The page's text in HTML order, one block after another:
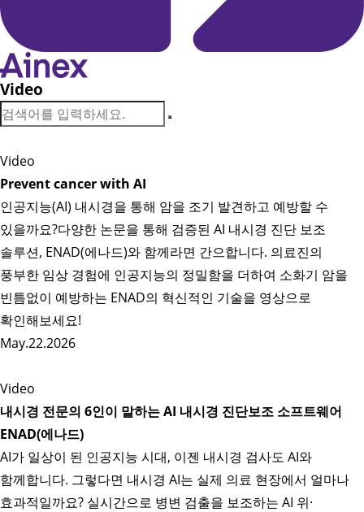
Video
Video
Prevent cancer with AI
인공지능(AI) 내시경을 통해 암을 조기 발견하고 예방할 수
있을까요?다양한 논문을 통해 검증된 AI 내시경 진단 보조
솔루션, ENAD(에나드)와 함께라면 간으합니다. 의료진의
풍부한 임상 경험에 인공지능의 정밀함을 더하여 소화기 암을
빈틈없이 예방하는 ENAD의 혁신적인 기술을 영상으로
확인해보세요!
May.22.2026
Video
내시경 전문의 6인이 말하는 AI 내시경 진단보조 소프트웨어
ENAD(에나드)
AI가 일상이 된 인공지능 시대, 이젠 내시경 검사도 AI와
함께합니다. 그렇다면 내시경 AI는 실제 의료 현장에서 얼마나
효과적일까요? 실시간으로 병변 검출을 보조하는 AI 위·